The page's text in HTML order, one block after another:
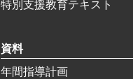
特別支援教育テキスト
資料
年間指導計画